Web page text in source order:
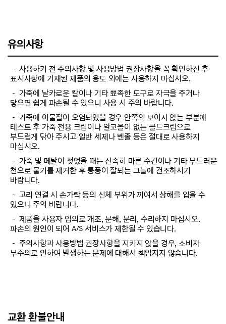
유의사항
－ 사용하기 전 주의사항 및 사용방법 권장사항을 꼭 확인하신 후
표시사항에 기재된 제품의 용도 외에는 사용하지 마십시오.
－ 가죽에 날카로운 칼이나 기타 뾰족한 도구로 자극을 주거나
닿으면 쉽게 파손될 수 있으니 사용 시 주의 바랍니다.
－ 가죽에 이물질이 오염되었을 경우 안쪽의 보이지 않는 부분에
테스트 후 가죽 전용 크림이나 알코올이 없는 콜드크림으로
부드럽게 닦아 주시고 일반 세제나 벤졸 등은 절대로 사용하지
마십시오.
－ 가죽 및 메탈이 젖었을 때는 신속히 마른 수건이나 기타 부드러운
천으로 물기를 제거한 후 통풍이 잘되는 그늘에 건조하시기
바랍니다.
－ 고리 연결 시 손가락 등의 신체 부위가 끼여서 상해를 입을 수
있으니 주의 바랍니다.
－ 제품을 사용자 임의로 개조, 분해, 분리, 수리하지 마십시오.
파손의 원인이 되어 A/S 서비스가 제한될 수 있습니다.
－ 주의사항과 사용방법 권장사항을 지키지 않을 경우, 소비자
부주의로 인하여 발생하는 문제에 대해서 책임지지 않습니다.
교환 환불안내